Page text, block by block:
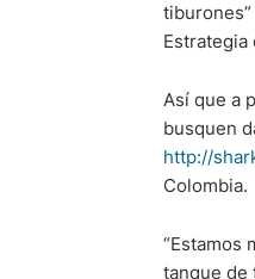
Estrategia
Así que a
busquen
http://
Colombia.
“Estamos
tanque de